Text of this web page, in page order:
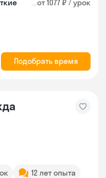
от 1077 ₽ / урок
Подобрать время
12 лет опыта